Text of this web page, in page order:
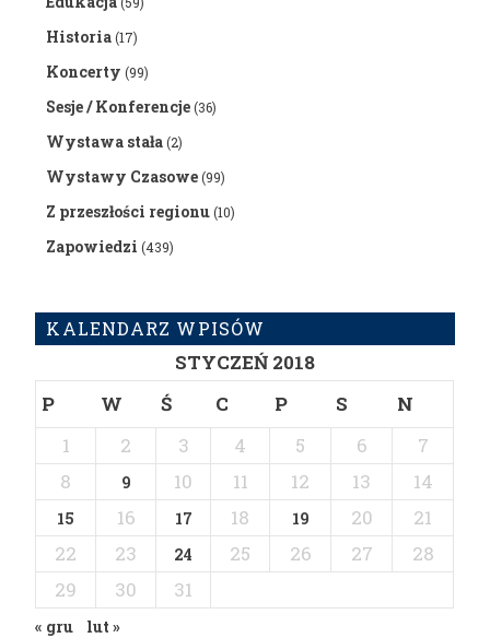
Historia(17)
Koncerty (99)
Sesje / Konferencje(36)
Wystawa stała(2)
Wystawy Czasowe(99)
Z przeszłości regionu(10)
Zapowiedzi (439)
KALENDARZ WPISÓW
STYCZEŃ 2018
P
W Ś C P S
N
1
2 3 4 5 6
7
8
9 10 11 12 13 14
15 16 17 18 19 20
21
22
23 24 25 26 27
28
29
30 31
« gru lut »